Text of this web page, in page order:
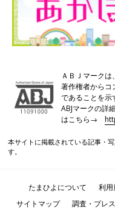
ＡＢＪマークは
著作権者からコ
であることを示
ABJマークの詳
はこちら→
本サイトに掲載されている記事・
す。
たまひよについて 利用
サイトマップ
調査・プレ